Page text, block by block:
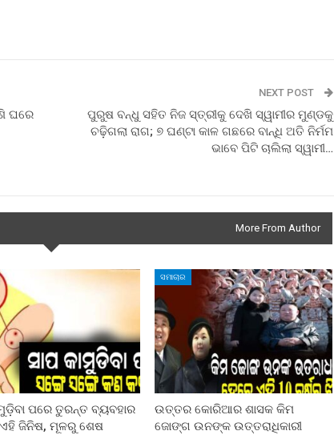
ଘରେ
NEXT POST
ପୁରୁଷ ବନ୍ଧୁ ସହିତ ନିଜ ସ୍ତ୍ରୀକୁ ଦେଖି ସ୍ୱାମୀର ମୁଣ୍ଡକୁ
ଚଢ଼ିଗଲା ରାଗ; ୭ ଘଣ୍ଟା କାଳ ଗଛରେ ବାନ୍ଧି ଅତି ନିର୍ମମ
ଭାବେ ପିଟି ଚାଲିଲା ସ୍ୱାମୀ…
More From Author
ପରେ ତୁରନ୍ତ ବ୍ୟବହାର
ଜିନିଷ, ମୂଳରୁ ଶେଷ
ସମାଚାର
ଉତ୍ତର କୋରିଆର ଶାସକ କିମ
ଜୋଙ୍ଗ ଉନଙ୍କ ଉତ୍ତରାଧିକାରୀ